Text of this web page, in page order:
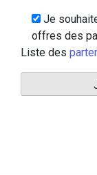
Je
offres des
Liste des